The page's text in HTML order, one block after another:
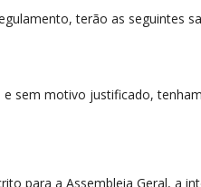
terão as seguintes
sem motivo justificado,
para a Assembleia Geral,